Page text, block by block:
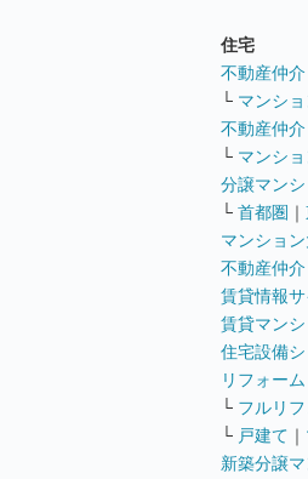
住宅
不動産仲
└ マンショ
不動産仲介
└ マンショ
分譲マン
└ 首都圏 ｜
マンショ
不動産仲
賃貸情報サ
賃貸マン
住宅設備
リフォーム
└ フルリ
└ 戸建て ｜
新築分譲